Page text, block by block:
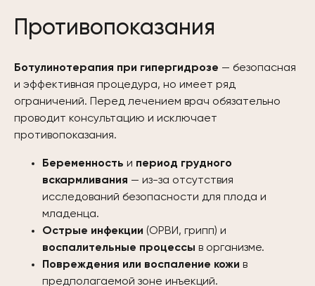
Противопоказания
Ботулинотерапия при гипергидрозе — безопасная
и эффективная процедура, но имеет ряд
ограничений. Перед лечением врач обязательно
проводит консультацию и исключает
противопоказания.
Беременность и период грудного
вскармливания — из-за отсутствия
исследований безопасности для плода и
младенца.
Острые инфекции (ОРВИ, грипп) и
воспалительные процессы в организме.
Повреждения или воспаление кожи в
предполагаемой зоне инъекций.